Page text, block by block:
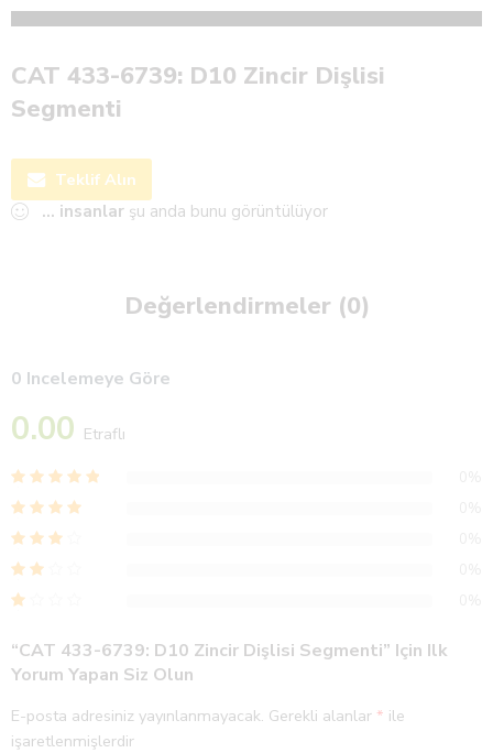
CAT 433-6739: D10 Zincir Dişlisi
Segmenti
Teklif Alın
... insanlar şu anda bunu görüntülüyor
Değerlendirmeler (0)
0 Incelemeye Göre
0.00 Etraflı
“CAT 433-6739: D10 Zincir Dişlisi Segmenti” Için Ilk
Yorum Yapan Siz Olun
E-posta adresiniz yayınlanmayacak. Gerekli alanlar * ile
işaretlenmişlerdir